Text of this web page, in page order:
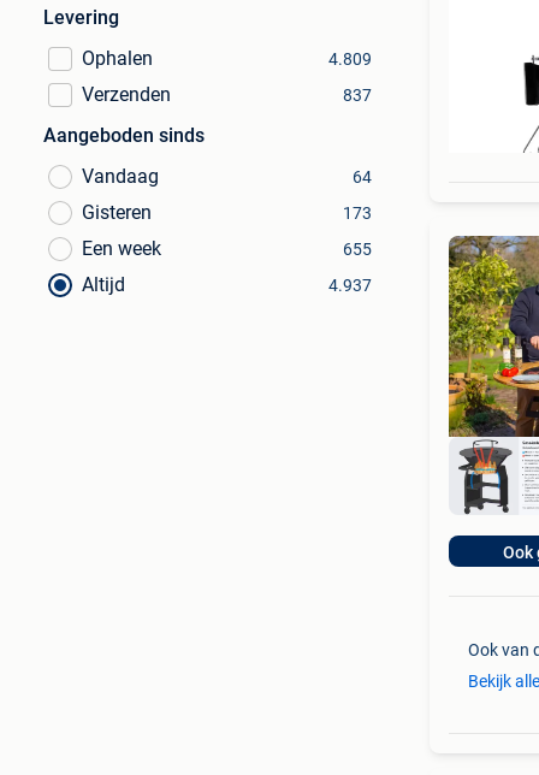
Levering
Ophalen
4.809
Verzenden 837
Aangeboden sinds
Vandaag
64
Gisteren 173
Een week 655
Altijd 4.937
Ook
Ook van
Bekijk